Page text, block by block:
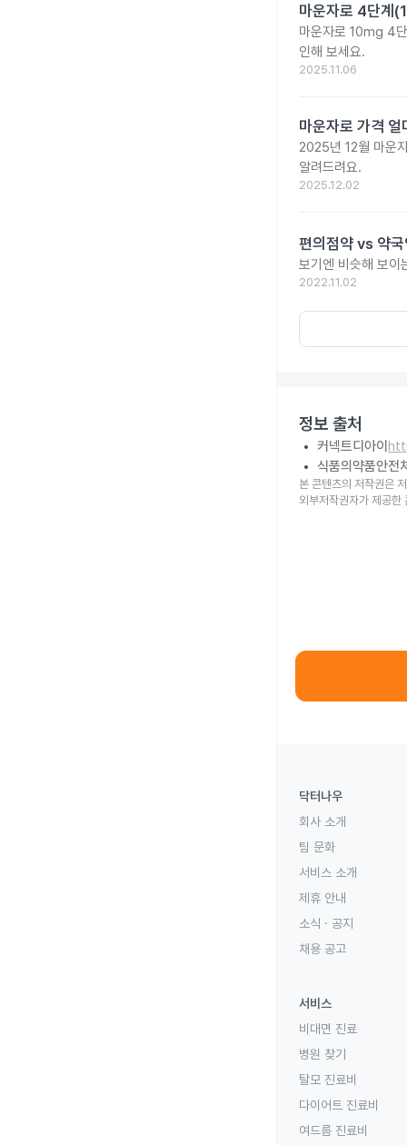
마운자로 4단계
마운자로 10mg 4
인해 보세요.
2025.11.06
마운자로 가격
2025년 12월 마운
알려드려요.
2025.12.02
편의점약 vs 약
보기엔 비슷해 보이
2022.11.02
정보 출처
커넥트디아이
식품의약품안전
본 콘텐츠의 저작권은
외부저작권자가 제공한
닥터나우
회사 소개
팀 문화
서비스 소개
제휴 안내
소식 · 공지
채용 공고
서비스
비대면 진료
병원 찾기
탈모 진료비
다이어트 진료비
여드름 진료비